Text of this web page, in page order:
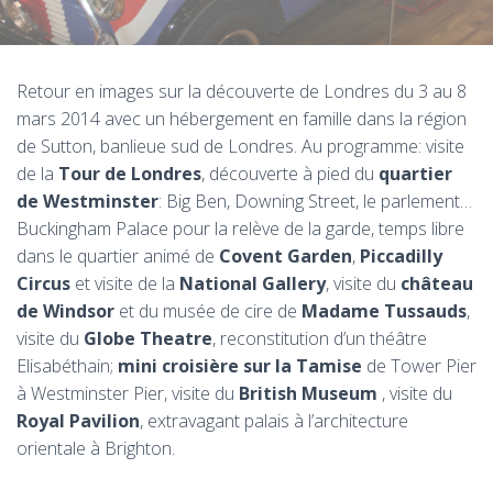
A
O
Retour en images sur la découverte de Londres du 3 au 8
mars 2014 avec un hébergement en famille dans la région
de Sutton, banlieue sud de Londres. Au programme: visite
de la Tour de Londres, découverte à pied du quartier
de Westminster: Big Ben, Downing Street, le parlement…
Buckingham Palace pour la relève de la garde, temps libre
dans le quartier animé de Covent Garden, Piccadilly
Circus et visite de la National Gallery, visite du château
de Windsor et du musée de cire de Madame Tussauds,
visite du Globe Theatre, reconstitution d’un théâtre
Elisabéthain; mini croisière sur la Tamise de Tower Pier
à Westminster Pier, visite du British Museum , visite du
Royal Pavilion, extravagant palais à l’architecture
orientale à Brighton.